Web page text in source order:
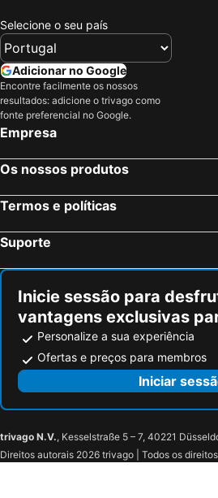
Selecione o seu país
Adicionar no Google
Encontre facilmente os nossos
resultados: adicione o trivago como
fonte preferencial no Google.
Empresa
Os nossos produtos
Termos e políticas
Suporte
Inicie sessão para
vantagens exclusivas
Personalize a sua experiência
Ofertas e preços para membros
Iniciar
trivago N.V., Kesselstraße 5 – 7, 40221
Direitos autorais 2026 trivago | Todos os